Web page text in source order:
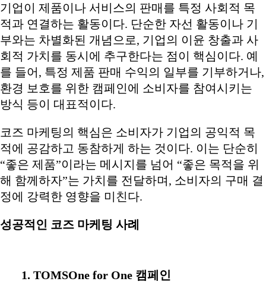
기업이 제품이나 서비스의 판매를 특정 사회적 목
적과 연결하는 활동이다. 단순한 자선 활동이나 기
부와는 차별화된 개념으로, 기업의 이윤 창출과 사
회적 가치를 동시에 추구한다는 점이 핵심이다. 예
를 들어, 특정 제품 판매 수익의 일부를 기부하거나,
환경 보호를 위한 캠페인에 소비자를 참여시키는
방식 등이 대표적이다.
코즈 마케팅의 핵심은 소비자가 기업의 공익적 목
적에 공감하고 동참하게 하는 것이다. 이는 단순히
“좋은 제품”이라는 메시지를 넘어 “좋은 목적을 위
해 함께하자”는 가치를 전달하며, 소비자의 구매 결
정에 강력한 영향을 미친다.
성공적인 코즈 마케팅 사례
1. TOMSOne for One 캠페인